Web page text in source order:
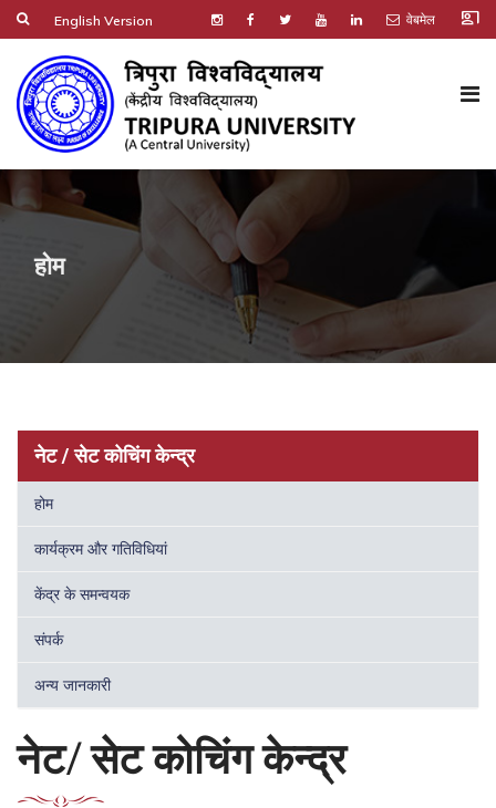
English Version वेबमेल co_present
होम
नेट / सेट कोचिंग केन्द्र
होम
कार्यक्रम और गतिविधियां
केंद्र के समन्वयक
संपर्क
अन्य जानकारी
नेट/ सेट कोचिंग केन्द्र